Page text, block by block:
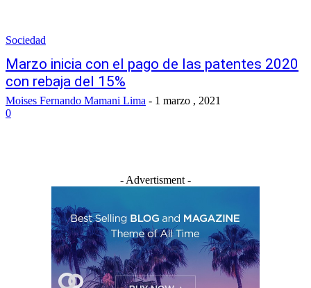
Sociedad
Marzo inicia con el pago de las patentes 2020
con rebaja del 15%
Moises Fernando Mamani Lima - 1 marzo , 2021
0
- Advertisment -